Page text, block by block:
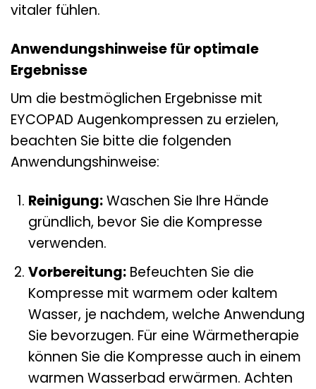
vitaler fühlen.
Anwendungshinweise für optimale
Ergebnisse
Um die bestmöglichen Ergebnisse mit
EYCOPAD Augenkompressen zu erzielen,
beachten Sie bitte die folgenden
Anwendungshinweise:
Reinigung:Waschen Sie Ihre Hände
gründlich, bevor Sie die Kompresse
verwenden.
Vorbereitung:Befeuchten Sie die
Kompresse mit warmem oder kaltem
Wasser, je nachdem, welche Anwendung
Sie bevorzugen. Für eine Wärmetherapie
können Sie die Kompresse auch in einem
warmen Wasserbad erwärmen. Achten